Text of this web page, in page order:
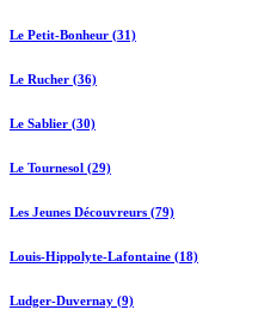
Le Petit-Bonheur (31)
Le Rucher (36)
Le Sablier (30)
Le Tournesol (29)
Les Jeunes Découvreurs (79)
Louis-Hippolyte-Lafontaine (18)
Ludger-Duvernay (9)